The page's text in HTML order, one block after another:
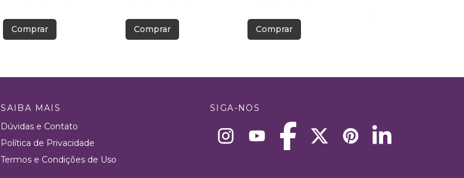
Comprar Comprar Comprar
SAIBA MAIS
Dúvidas e Contato
Política de Privacidade
Termos e Condições de Uso
SIGA-NOS